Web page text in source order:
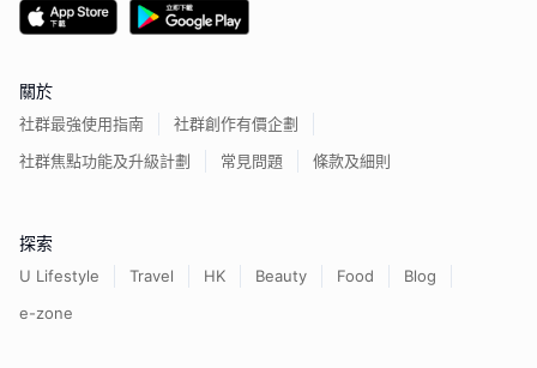
關於
社群最強使用指南
社群創作有價企劃
社群焦點功能及升級計劃
常見問題 條款及細則
探索
U Lifestyle Travel HK Beauty Food
Blog
e-zone